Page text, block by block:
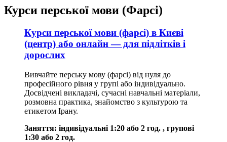
Курси перської мови (Фарсі)
Курси перської мови (фарсі) в Києві
(центр) або онлайн — для підлітків і
дорослих
Вивчайте перську мову (фарсі) від нуля до
професійного рівня у групі або індивідуально.
Досвідчені викладачі, сучасні навчальні матеріали,
розмовна практика, знайомство з культурою та
етикетом Ірану.
Заняття: індивідуальні 1:20 або 2 год. , групові
1:30 або 2 год.